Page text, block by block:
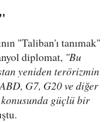
"Taliban'ı tanımak"
diplomat, "Bu
yeniden terörizmin
G7, G20 ve diğer
güçlü bir